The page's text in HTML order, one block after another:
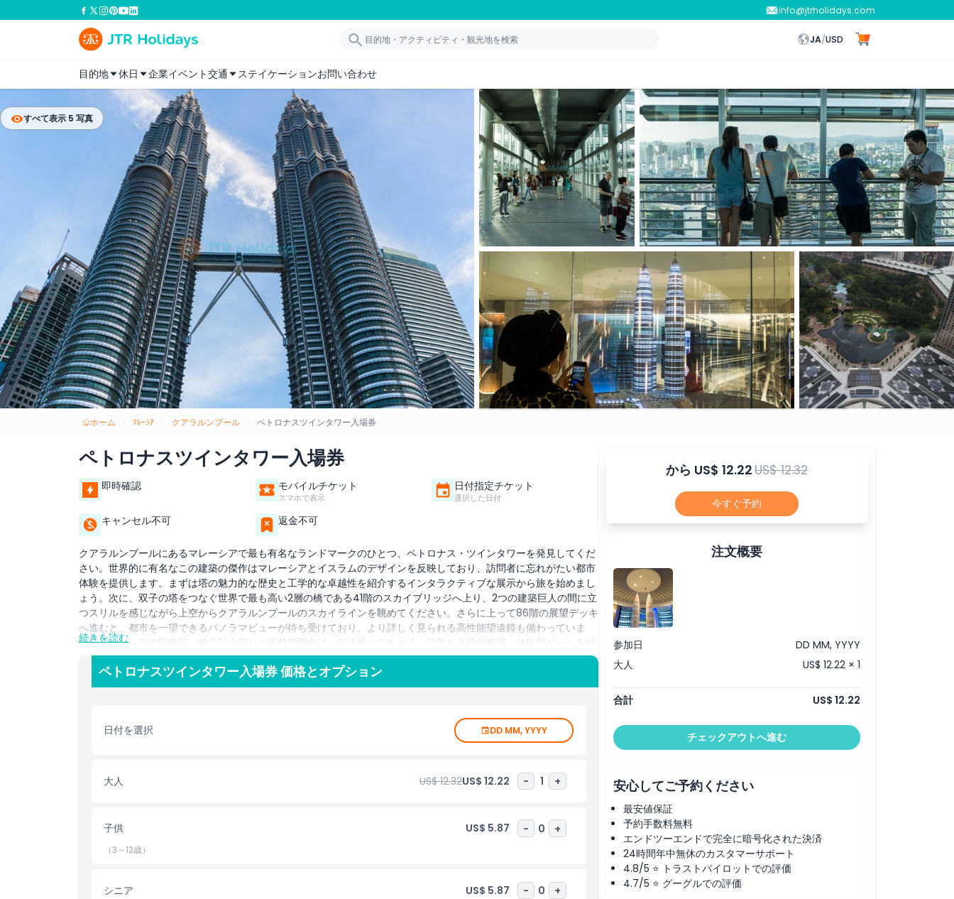
info@jtrholidays.com
JA/USD
目的地 休日 企業イベント交通 ステイケーションお問い合わせ
すべて表示 5 写真
ホーム ﾏﾚｰｼｱ クアラルンプール ペトロナスツインタワー入場券
ペトロナスツインタワー入場券
即時確認 モバイルチケット
スマホで表示
日付指定チケット
選択した日付
キャンセル不可 返金不可
クアラルンプールにあるマレーシアで最も有名なランドマークのひとつ、ペトロナス・ツインタワーを発見してくだ
さい。世界的に有名なこの建築の傑作はマレーシアとイスラムのデザインを反映しており、訪問者に忘れがたい都市
体験を提供します。まずは塔の魅力的な歴史と工学的な卓越性を紹介するインタラクティブな展示から旅を始めまし
ょう。次に、双子の塔をつなぐ世界で最も高い2層の橋である41階のスカイブリッジへ上り、2つの建築巨人の間に立
つスリルを感じながら上空からクアラルンプールのスカイラインを眺めてください。さらに上って86階の展望デッキ
へ進むと、都市を一望できるパノラマビューが待ち受けており、より詳しく見られる高性能望遠鏡も備わっていま
す。マレーシアの国慶日（独立記念日）の祝祭期間中は、伝統的なごちそう、活気ある民族舞踊、体験型ゲームを特
色とする「ラサ・サヤン・マレーシア」をお楽しみいただけます。日中にくっきりとした景色を楽しむか、夜のきら
めくスカイラインを見るかにかかわらず、ペトロナス・ツインタワーはマレーシア市民と海外からの旅行者の双方に
忘れられない体験を約束します。ご希望の日中、夕方、または直前の入場券を今すぐ確保して、クアラルンプールを
含まれるもの
子供／大人ポリシー
続きを読む
ペトロナスツインタワー入場券 価格とオプション
日付を選択 DD MM, YYYY
大人 US$ 12.32US$ 12.22 - 1 +
子供 US$ 5.87 - 0 +
（3～12歳）
シニア US$ 5.87 - 0 +
から US$ 12.22US$ 12.32
今すぐ予約
注文概要
参加日
DD MM, YYYY
大人
US$ 12.22 × 1
合計 US$ 12.22
チェックアウトへ進む
安心してご予約ください
最安値保証
予約手数料無料
エンドツーエンドで完全に暗号化された決済
24時間年中無休のカスタマーサポート
4.8/5 ⭐ トラストパイロットでの評価
4.7/5 ⭐ グーグルでの評価